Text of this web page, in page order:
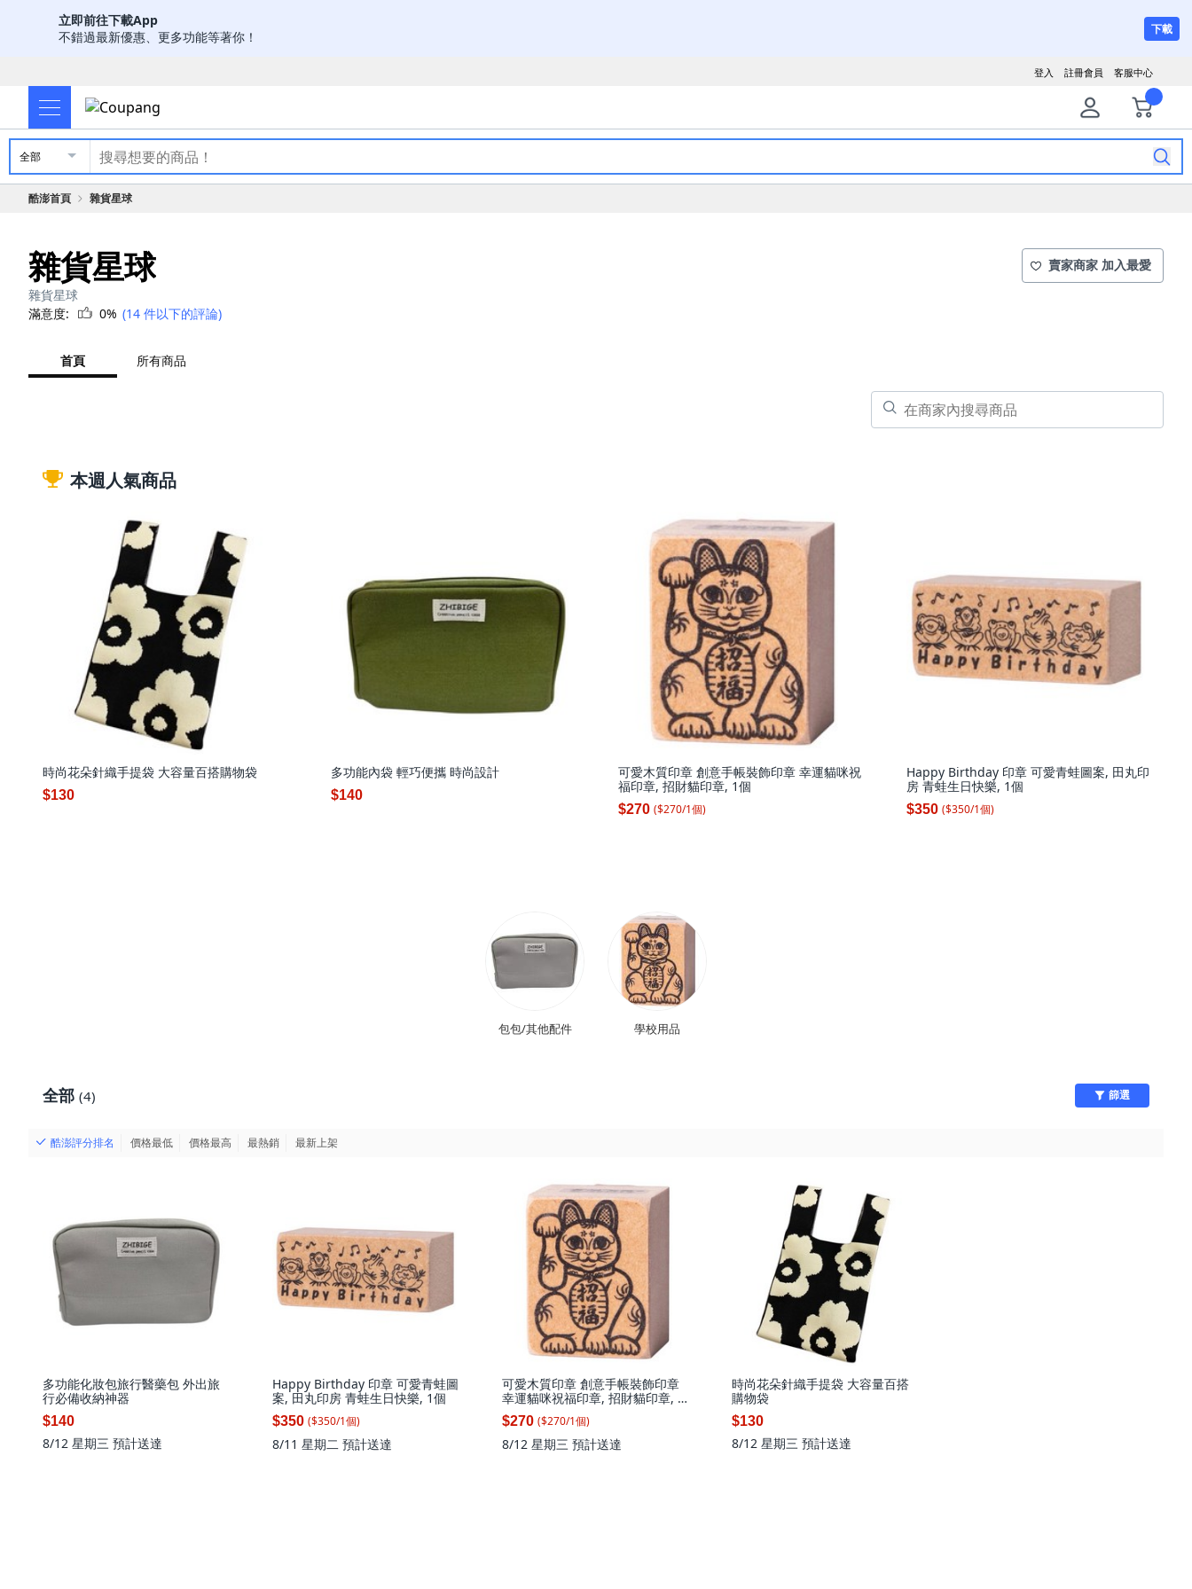
立即前往下載App
不錯過最新優惠、更多功能等著你！
下載
客服中心
註冊會員
登入
全部
酷澎首頁 雜貨星球
雜貨星球
雜貨星球
滿意度:
0% (14 件以下的評論)
賣家商家 加入最愛
首頁 所有商品
本週人氣商品
時尚花朵針織手提袋 大容量百搭購物袋
$130
多功能內袋 輕巧便攜 時尚設計
$140
可愛木質印章 創意手帳裝飾印章 幸運貓咪祝
福印章, 招財貓印章, 1個
$270 ($270/1個)
Happy Birthday 印章 可愛青蛙圖案, 田丸印
房 青蛙生日快樂, 1個
$350 ($350/1個)
包包/其他配件 學校用品
全部 (4) 篩選
酷澎評分排名 價格最低 價格最高 最熱銷 最新上架
多功能化妝包旅行醫藥包 外出旅
行必備收納神器
$140
8/12 星期三 預計送達
Happy Birthday 印章 可愛青蛙圖
案, 田丸印房 青蛙生日快樂, 1個
$350 ($350/1個)
8/11 星期二 預計送達
可愛木質印章 創意手帳裝飾印章
幸運貓咪祝福印章, 招財貓印章, 1
個
$270 ($270/1個)
8/12 星期三 預計送達
時尚花朵針織手提袋 大容量百搭
購物袋
$130
8/12 星期三 預計送達